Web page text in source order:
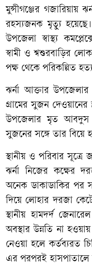
মুন্সীগঞ্জের গজারিয়ায়
রহস্যজনক মৃত্যু
উপজেলা স্বাস্থ্য
স্বামী ও শ্বশুরবাড়ির
পক্ষ থেকে পরিকল্পিত
ঝর্না আক্তার উপজেলার
গ্রামের সুজন দেওয়ানের
উপজেলার মৃত আবদুস
সুজনের সঙ্গে তার বিয়ে
স্থানীয় ও পরিবার সূত্রে
ঝর্না নিজের কক্ষের
অনেক ডাকাডাকির পর
দিয়ে লোহার দরজা
স্থানীয় হামদর্দ
অবস্থার উন্নতি না হওয়ায়
নেওয়া হলে কর্তব্যরত
এর পরপরই হাসপাতালে